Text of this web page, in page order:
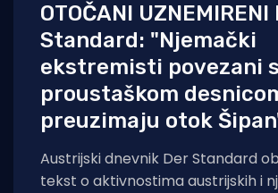
OTOČANI UZNEMIRENI
Standard: "Njemački
ekstremisti povezani s
proustaškom
preuzimaju otok
Austrijski dnevnik Der Standard
tekst o aktivnostima austrijskih i